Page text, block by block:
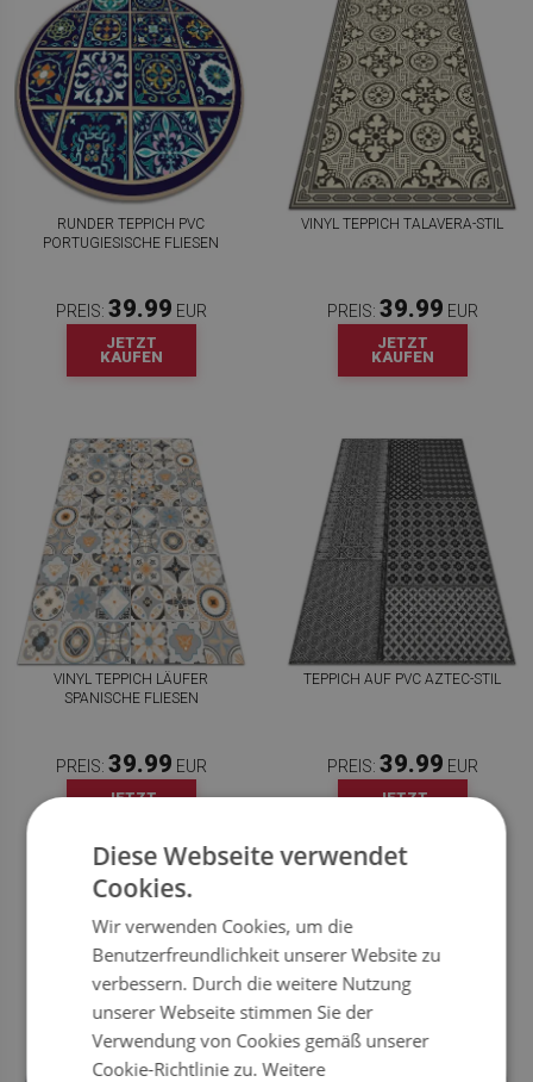
RUNDER TEPPICH PVC
PORTUGIESISCHE FLIESEN
PREIS: 39.99 EUR
JETZT
KAUFEN
VINYL TEPPICH TALAVERA-STIL
PREIS: 39.99 EUR
JETZT
KAUFEN
VINYL TEPPICH LÄUFER
SPANISCHE FLIESEN
PREIS: 39.99 EUR
JETZT
TEPPICH AUF PVC AZTEC-STIL
PREIS: 39.99 EUR
JETZT
Diese Webseite verwendet
Cookies.
Wir verwenden Cookies, um die
Benutzerfreundlichkeit unserer Website zu
verbessern. Durch die weitere Nutzung
unserer Webseite stimmen Sie der
Verwendung von Cookies gemäß unserer
Cookie-Richtlinie zu.Weitere